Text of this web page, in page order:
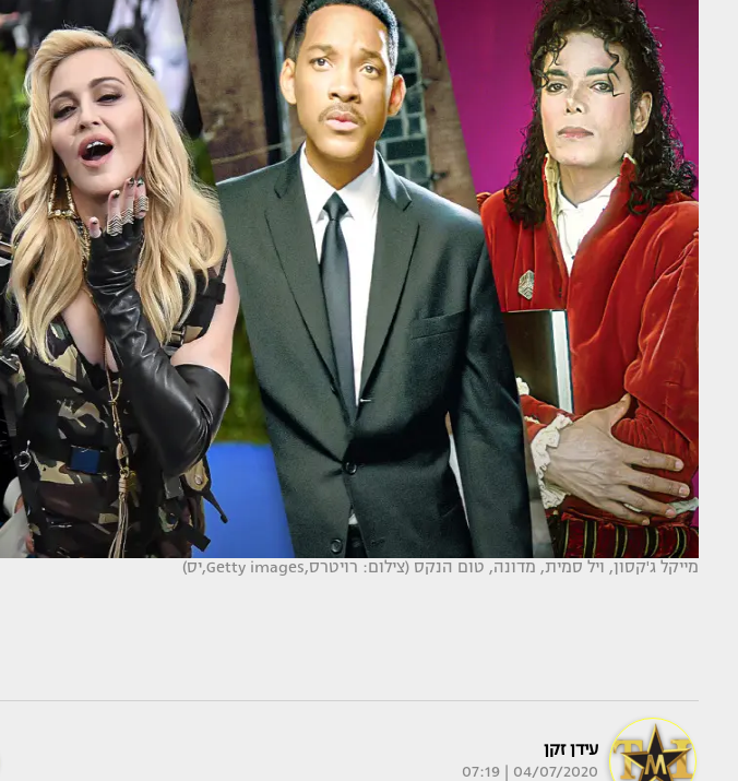
מייקל ג'קסון, ויל סמית, מדונה, טום הנקס (צילום: רויטרס,Getty images,יס)
עידן זקן
04/07/2020 | 07:19